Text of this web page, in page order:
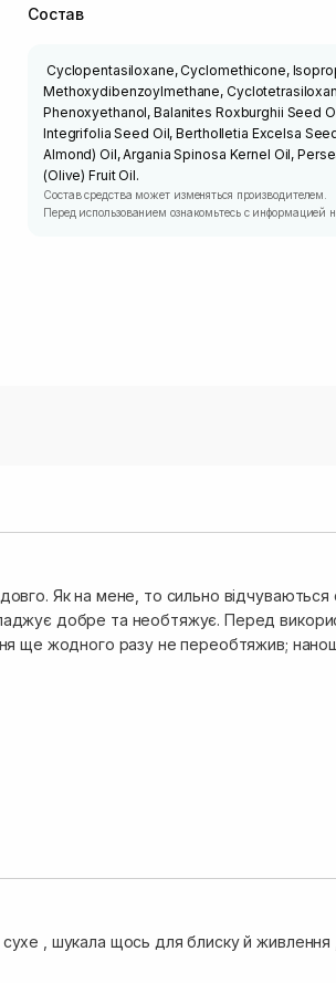
Состав
Cyclopentasiloxane, Cyclomethicone,
Methoxydibenzoylmethane,
Phenoxyethanol, Balanites Roxburghii Seed
Integrifolia Seed Oil, Bertholletia Excelsa
Almond) Oil, Argania Spinosa Kernel Oil,
(Olive) Fruit Oil.
Состав средства может изменяться производителем.
Перед использованием ознакомьтесь с информацией
Як на мене, то сильно відчуваються
добре та необтяжує. Перед
ще жодного разу не переобтяжив;
, шукала щось для блиску й живлення